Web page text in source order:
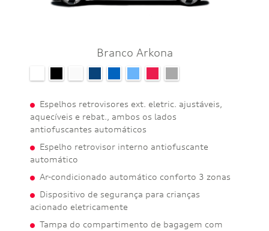
Branco Arkona
Espelhos retrovisores ext. eletric. ajustáveis,
aquecíveis e rebat., ambos os lados
antiofuscantes automáticos
Espelho retrovisor interno antiofuscante
automático
Ar-condicionado automático conforto 3 zonas
Dispositivo de segurança para crianças
acionado eletricamente
Tampa do compartimento de bagagem com